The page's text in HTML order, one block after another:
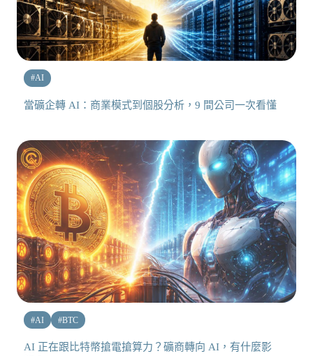
#AI
當礦企轉 AI：商業模式到個股分析，9 間公司一次看懂
#AI #BTC
AI 正在跟比特幣搶電搶算力？礦商轉向 AI，有什麼影